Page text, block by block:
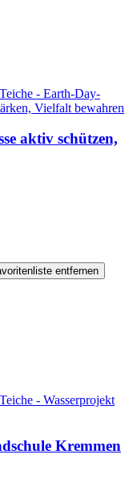
aktiv schützen,
entfernen
Kremmen